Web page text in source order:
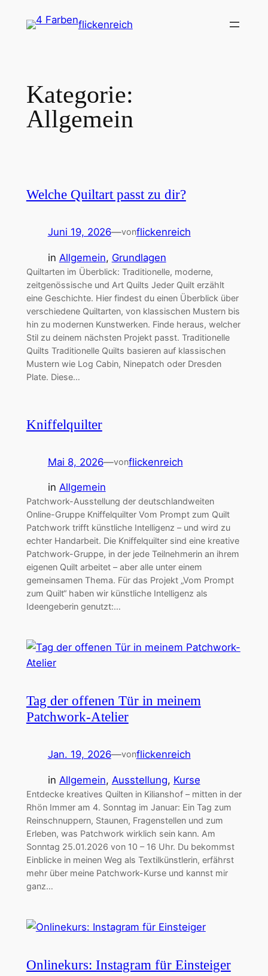
Inhalt
flickenreich
Kategorie:
Allgemein
Welche Quiltart passt zu dir?
Juni 19, 2026—vonflickenreich
in Allgemein, Grundlagen
Quiltarten im Überblick: Traditionelle, moderne,
zeitgenössische und Art Quilts Jeder Quilt erzählt
eine Geschichte. Hier findest du einen Überblick über
verschiedene Quiltarten, von klassischen Mustern bis
hin zu modernen Kunstwerken. Finde heraus, welcher
Stil zu deinem nächsten Projekt passt. Traditionelle
Quilts Traditionelle Quilts basieren auf klassischen
Mustern wie Log Cabin, Ninepatch oder Dresden
Plate. Diese…
Kniffelquilter
Mai 8, 2026—vonflickenreich
in Allgemein
Patchwork-Ausstellung der deutschlandweiten
Online-Gruppe Kniffelquilter Vom Prompt zum Quilt
Patchwork trifft künstliche Intelligenz – und wird zu
echter Handarbeit. Die Kniffelquilter sind eine kreative
Patchwork-Gruppe, in der jede Teilnehmerin an ihrem
eigenen Quilt arbeitet – aber alle unter einem
gemeinsamen Thema. Für das Projekt „Vom Prompt
zum Quilt“ haben wir künstliche Intelligenz als
Ideengeberin genutzt:…
Tag der offenen Tür in meinem
Patchwork-Atelier
Jan. 19, 2026—vonflickenreich
in Allgemein, Ausstellung, Kurse
Entdecke kreatives Quilten in Kilianshof – mitten in der
Rhön Immer am 4. Sonntag im Januar: Ein Tag zum
Reinschnuppern, Staunen, Fragenstellen und zum
Erleben, was Patchwork wirklich sein kann. Am
Sonntag 25.01.2026 von 10 – 16 Uhr. Du bekommst
Einblicke in meinen Weg als Textilkünstlerin, erfährst
mehr über meine Patchwork-Kurse und kannst mir
ganz…
Onlinekurs: Instagram für Einsteiger